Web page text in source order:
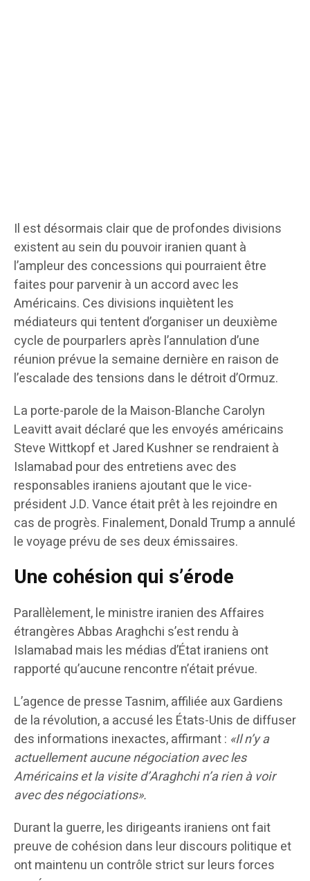
Il est désormais clair que de profondes divisions
existent au sein du pouvoir iranien quant à
l’ampleur des concessions qui pourraient être
faites pour parvenir à un accord avec les
Américains. Ces divisions inquiètent les
médiateurs qui tentent d’organiser un deuxième
cycle de pourparlers après l’annulation d’une
réunion prévue la semaine dernière en raison de
l’escalade des tensions dans le détroit d’Ormuz.
La porte-parole de la Maison-Blanche Carolyn
Leavitt avait déclaré que les envoyés américains
Steve Wittkopf et Jared Kushner se rendraient à
Islamabad pour des entretiens avec des
responsables iraniens ajoutant que le vice-
président J.D. Vance était prêt à les rejoindre en
cas de progrès. Finalement, Donald Trump a annulé
le voyage prévu de ses deux émissaires.
Une cohésion qui s’érode
Parallèlement, le ministre iranien des Affaires
étrangères Abbas Araghchi s’est rendu à
Islamabad mais les médias d’État iraniens ont
rapporté qu’aucune rencontre n’était prévue.
L’agence de presse Tasnim, affiliée aux Gardiens
de la révolution, a accusé les États-Unis de diffuser
des informations inexactes, affirmant : «Il n’y a
actuellement aucune négociation avec les
Américains et la visite d’Araghchi n’a rien à voir
avec des négociations».
Durant la guerre, les dirigeants iraniens ont fait
preuve de cohésion dans leur discours politique et
ont maintenu un contrôle strict sur leurs forces